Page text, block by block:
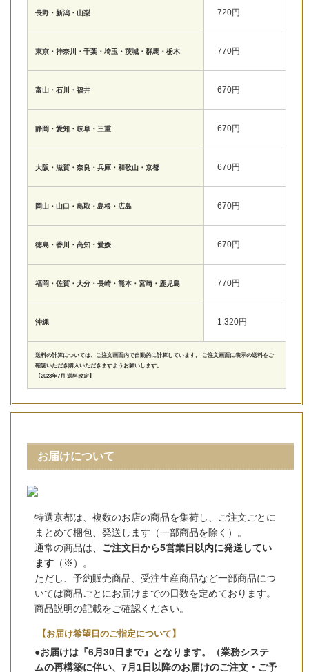
長野・新潟・山梨 720円
東京・神奈川・千葉・埼玉・茨城・群馬・栃木 770円
富山・石川・福井 670円
静岡・愛知・岐阜・三重 670円
大阪・滋賀・奈良・兵庫・和歌山・京都 670円
岡山・山口・鳥取・島根・広島 670円
徳島・香川・高知・愛媛 670円
福岡・佐賀・大分・長崎・熊本・宮崎・鹿児島 770円
沖縄 1,320円
送料の計算については、ご注文画面内で自動的に計算しています。 ご注文画面に表示の送料をご
確認いただき購入いただきますようお願いします。
【2023年7月 送料改定】
お届けについて
特選京都は、複数のお店の商品を集荷し、ご注文ごとに
まとめて梱包、発送します（一部商品を除く）。
通常の商品は、 ご注文日から5営業日以内に発送してい
ます （※）。
ただし、予約販売商品、受注生産商品など一部商品につ
いては商品ごとにお届けまでの日数を定めております。
商品説明の記載をご確認ください。
【お届け希望日のご指定について】
●お届けは『6月30日まで』となります。（業務システ
ムの再構築に伴い、7月1日以降のお届けのご注文・ご予